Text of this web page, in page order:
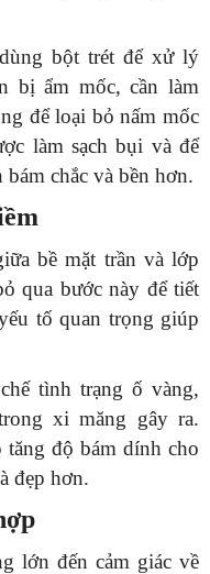
bột trét để xử lý
bị ẩm mốc, cần làm
để loại bỏ nấm mốc
làm sạch bụi và để
chắc và bền hơn.
bề mặt trần và lớp
qua bước này để tiết
tố quan trọng giúp
tình trạng ố vàng,
xi măng gây ra.
độ bám dính cho
đẹp hơn.
lớn đến cảm giác về